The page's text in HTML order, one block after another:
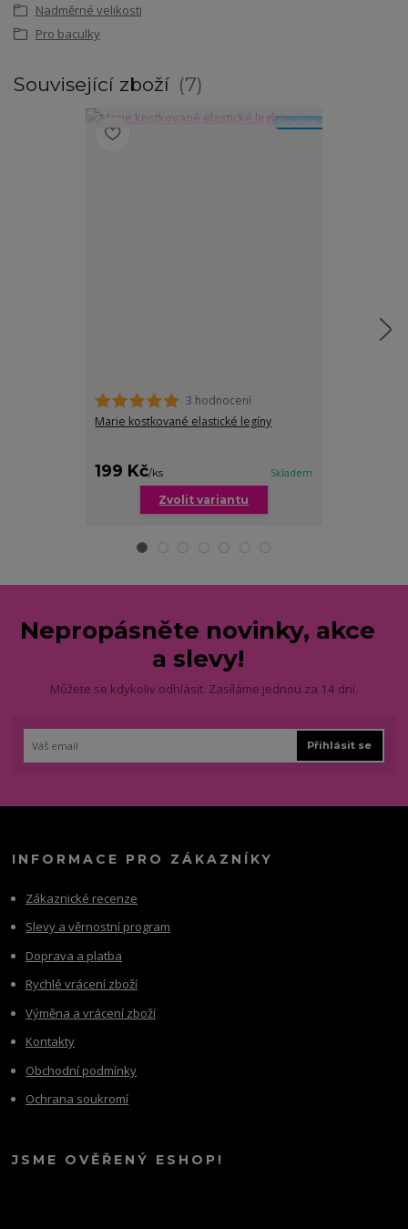
Nadměrné velikosti
Pro baculky
Související zboží 7
Novinka
3 hodnocení
Marie kostkované elastické legíny
199 Kč/ks Skladem
Zvolit variantu
Nepropásněte novinky, akce
a slevy!
Můžete se kdykoliv odhlásit. Zasíláme jednou za 14 dní.
Přihlásit se
INFORMACE PRO ZÁKAZNÍKY
Zákaznické recenze
Slevy a věrnostní program
Doprava a platba
Rychlé vrácení zboží
Výměna a vrácení zboží
Kontakty
Obchodní podmínky
Ochrana soukromí
JSME OVĚŘENÝ ESHOP!